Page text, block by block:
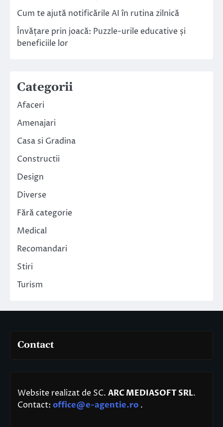
Cum te ajută notificările AI în rutina zilnică
Învățare prin joacă: Puzzle-urile educative și
beneficiile lor
Categorii
Afaceri
Amenajari
Casa si Gradina
Constructii
Design
Diverse
Fără categorie
Medical
Recomandari
Stiri
Turism
Contact
Website realizat de SC. ARC MEDIASOFT SRL.
Contact: office@e-agentie.ro .